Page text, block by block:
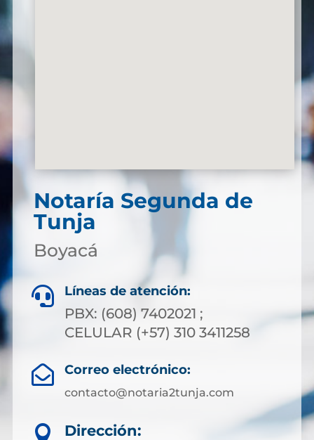
Notaría Segunda de
Tunja
Boyacá
 Líneas de atención:
PBX: (608) 7402021 ;
CELULAR (+57) 310 3411258
 Correo electrónico:
contacto@notaria2tunja.com

Dirección: